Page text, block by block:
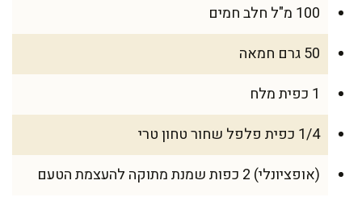
100 מ"ל חלב חמים
50 גרם חמאה
1 כפית מלח
1/4 כפית פלפל שחור טחון טרי
(אופציונלי) 2 כפות שמנת מתוקה להעצמת הטעם